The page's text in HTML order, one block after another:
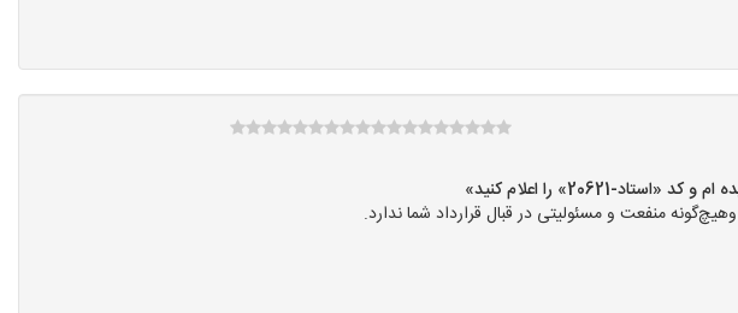
را اعلام کنید»
منفعت و مسئولیتی در قبال قرارداد شما ندارد.